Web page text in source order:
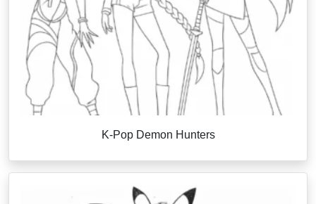
K-Pop Demon Hunters